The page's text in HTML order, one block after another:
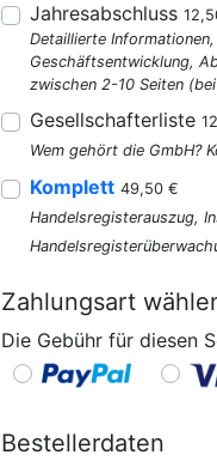
Jahresabschluss
Detaillierte
Geschäftsentwicklung,
zwischen 2-10 Seiten
Gesellschafterliste
Wem gehört die GmbH?
Komplett 49,50 €
Handelsregisterauszug,
Zahlungsart
Die Gebühr für diesen
Bestellerdaten